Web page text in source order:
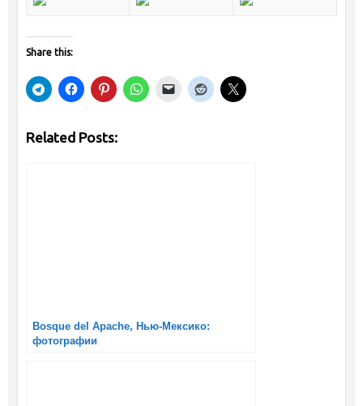
Share this:
Related Posts:
Bosque del Apache, Нью-Мексико:
фотографии